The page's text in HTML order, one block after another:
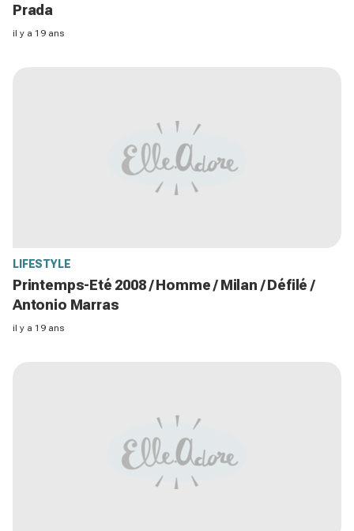
Prada
il y a 19 ans
LIFESTYLE
Printemps-Eté 2008 / Homme / Milan / Défilé /
Antonio Marras
il y a 19 ans